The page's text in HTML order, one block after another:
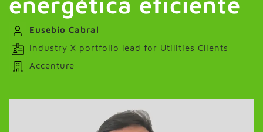
Eusebio Cabral
Industry X portfolio lead for Utilities Clients
Accenture